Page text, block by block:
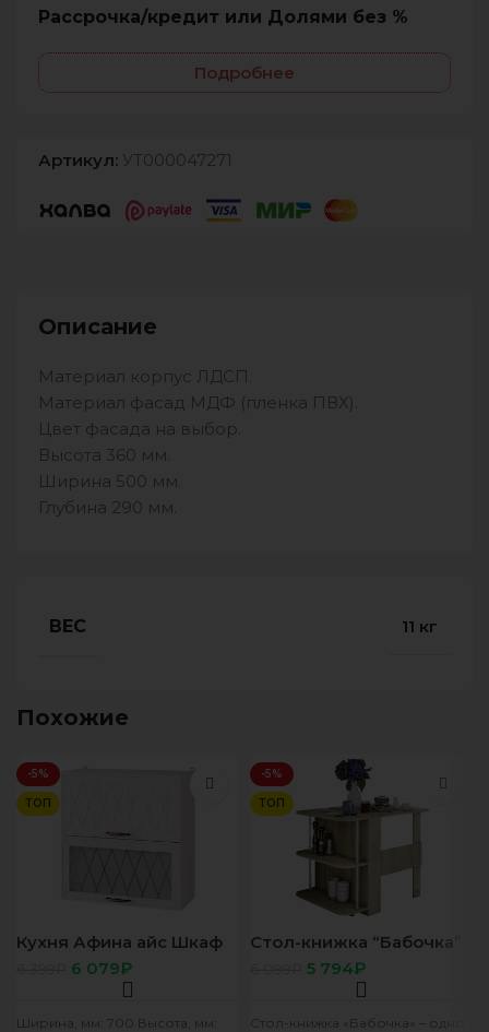
Рассрочка/кредит или Долями без %
Подробнее
Артикул: УТ000047271
Описание
Материал корпус ЛДСП.
Материал фасад МДФ (пленка ПВХ).
Цвет фасада на выбор.
Высота 360 мм.
Ширина 500 мм.
Глубина 290 мм.
ВЕС 11 кг
Похожие
-5%
ТОП
Кухня Афина айс Шкаф
7В3 корп белый, фасад
7В3 Афина айс
6 079₽
Ширина, мм: 700 Высота, мм:
-5%
ТОП
Стол-книжка “Бабочка”
сонома5 794₽
Стол-книжка «Бабочка» – одно